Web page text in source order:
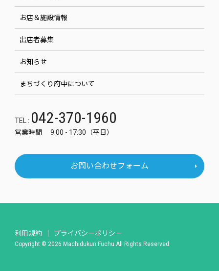
お店＆施設情報
出店者募集
お知らせ
まちづくり府中について
TEL : 042-370-1960
営業時間 9:00 - 17:30（平日）
お問い合わせフォーム
利用規約 プライバシーポリシー
Copyright © 2026 Machidukuri Fuchu All Rights Reserved.